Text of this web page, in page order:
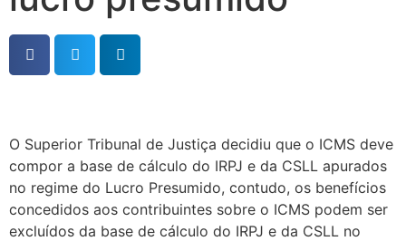
O Superior Tribunal de Justiça decidiu que o ICMS deve
compor a base de cálculo do IRPJ e da CSLL apurados
no regime do Lucro Presumido, contudo, os benefícios
concedidos aos contribuintes sobre o ICMS podem ser
excluídos da base de cálculo do IRPJ e da CSLL no